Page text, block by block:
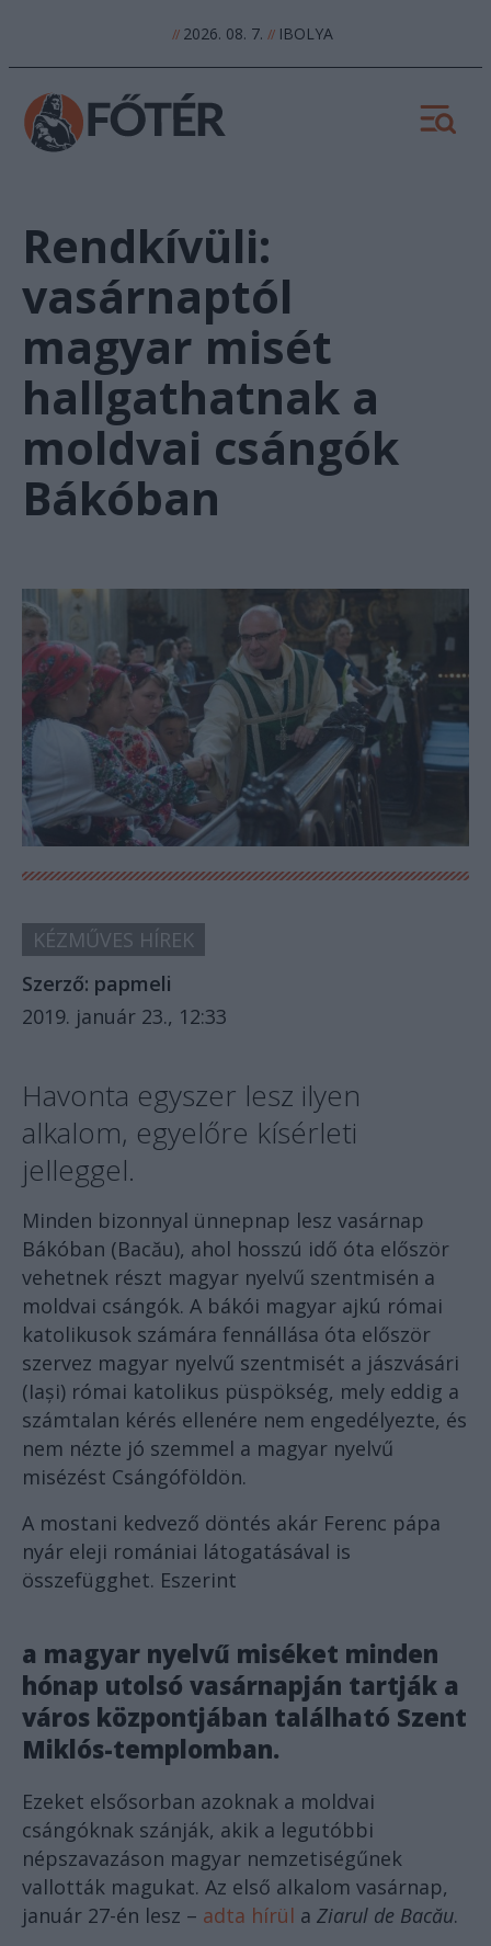
//2026. 08. 7. //IBOLYA
Rendkívüli:
vasárnaptól
magyar misét
hallgathatnak a
moldvai csángók
Bákóban
KÉZMŰVES HÍREK
Szerző: papmeli
2019. január 23., 12:33
Havonta egyszer lesz ilyen
alkalom, egyelőre kísérleti
jelleggel.
Minden bizonnyal ünnepnap lesz vasárnap
Bákóban (Bacău), ahol hosszú idő óta először
vehetnek részt magyar nyelvű szentmisén a
moldvai csángók. A bákói magyar ajkú római
katolikusok számára fennállása óta először
szervez magyar nyelvű szentmisét a jászvásári
(Iași) római katolikus püspökség, mely eddig a
számtalan kérés ellenére nem engedélyezte, és
nem nézte jó szemmel a magyar nyelvű
misézést Csángóföldön.
A mostani kedvező döntés akár Ferenc pápa
nyár eleji romániai látogatásával is
összefügghet. Eszerint
a magyar nyelvű miséket minden
hónap utolsó vasárnapján tartják a
város központjában található Szent
Miklós-templomban.
Ezeket elsősorban azoknak a moldvai
csángóknak szánják, akik a legutóbbi
népszavazáson magyar nemzetiségűnek
vallották magukat. Az első alkalom vasárnap,
január 27-én lesz – adta hírül a Ziarul de Bacău.